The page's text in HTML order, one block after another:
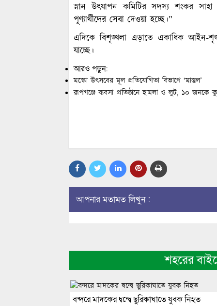
স্নান উৎযাপন কমিটির সদস্য শংকর
পূণ্যার্থীদের সেবা দেওয়া হচ্ছে।”
এদিকে বিশৃঙ্খলা এড়াতে একাধিক আইন-
যাচ্ছে।
আরও পড়ুন:
মস্কো উৎসবের মূল প্রতিযোগিতা বিভাগে ‘মাস্তুল’
রূপগঞ্জে ব্যবসা প্রতিষ্ঠানে হামলা ও লুট, ১০ জনকে
আপনার মতামত লিখুন :
শহরের
বন্দরে মাদকের দ্বন্দ্বে ছুরিকাঘাতে যুবক নিহত